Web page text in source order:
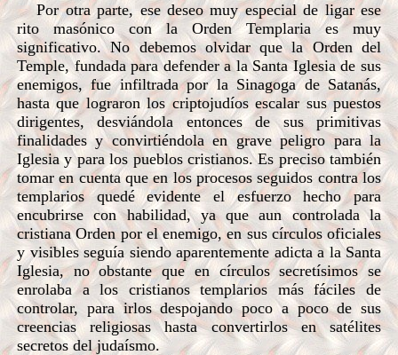
Por otra parte, ese deseo muy especial de ligar ese
rito masónico con la Orden Templaria es muy
significativo. No debemos olvidar que la Orden del
Temple, fundada para defender a la Santa Iglesia de sus
enemigos, fue infiltrada por la Sinagoga de Satanás,
hasta que lograron los criptojudíos escalar sus puestos
dirigentes, desviándola entonces de sus primitivas
finalidades y convirtiéndola en grave peligro para la
Iglesia y para los pueblos cristianos. Es preciso también
tomar en cuenta que en los procesos seguidos contra los
templarios quedé evidente el esfuerzo hecho para
encubrirse con habilidad, ya que aun controlada la
cristiana Orden por el enemigo, en sus círculos oficiales
y visibles seguía siendo aparentemente adicta a la Santa
Iglesia, no obstante que en círculos secretísimos se
enrolaba a los cristianos templarios más fáciles de
controlar, para irlos despojando poco a poco de sus
creencias religiosas hasta convertirlos en satélites
secretos del judaísmo.